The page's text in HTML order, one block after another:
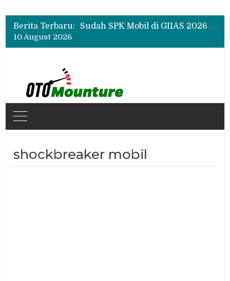
Berita Terbaru:
Rangkul Komunitas Mobil, Motul Indonesia Gelar Car MeetUp Perdana di Tangerang
Sudah SPK Mobil di GIIAS 2026? Ini Tahapan yang Harus Dilakukan Setelah Pameran
Rangkul Komunitas Mobil, Motul Indonesia Gelar Car MeetUp Perdana di Tangerang
10 August 2026
shockbreaker mobil